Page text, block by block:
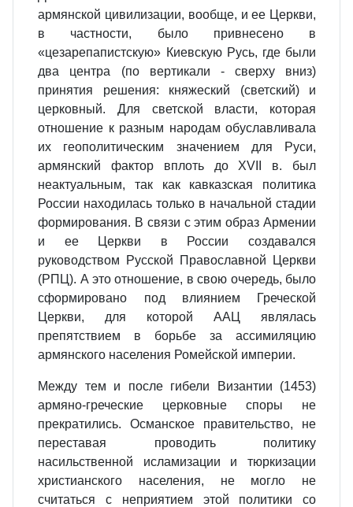
армянской цивилизации, вообще, и ее Церкви,
в частности, было привнесено в
«цезарепапистскую» Киевскую Русь, где были
два центра (по вертикали - сверху вниз)
принятия решения: княжеский (светский) и
церковный. Для светской власти, которая
отношение к разным народам обуславливала
их геополитическим значением для Руси,
армянский фактор вплоть до XVII в. был
неактуальным, так как кавказская политика
России находилась только в начальной стадии
формирования. В связи с этим образ Армении
и ее Церкви в России создавался
руководством Русской Православной Церкви
(РПЦ). А это отношение, в свою очередь, было
сформировано под влиянием Греческой
Церкви, для которой ААЦ являлась
препятствием в борьбе за ассимиляцию
армянского населения Ромейской империи.
Между тем и после гибели Византии (1453)
армяно-греческие церковные споры не
прекратились. Османское правительство, не
переставая проводить политику
насильственной исламизации и тюркизации
христианского населения, не могло не
считаться с неприятием этой политики со